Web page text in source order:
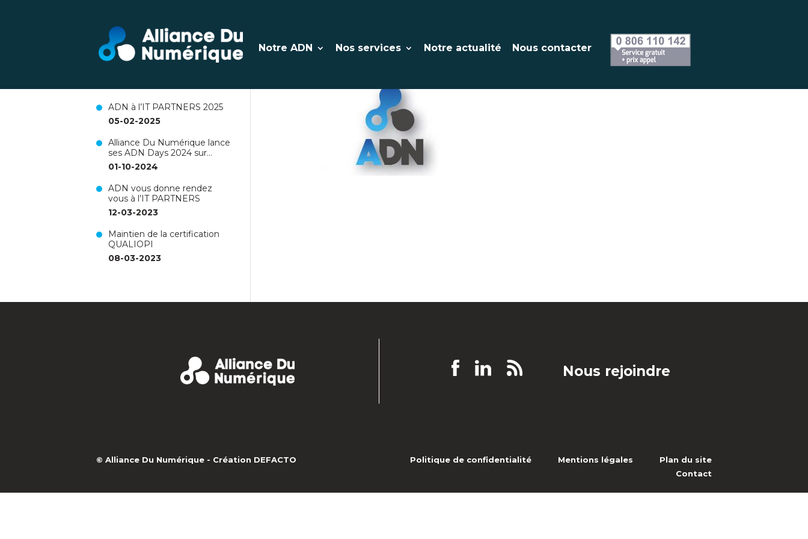
Notre ADN Nos services Notre actualité Nous contacter
alliance-du-numerique-poster-video
Dernières actualités
Renouvellement de la
ADN à l’IT PARTNERS 2025
05-02-2025
Alliance Du Numérique lance
ses ADN Days 2024 sur
Nantes !
01-10-2024
ADN vous donne rendez
vous à l’IT PARTNERS
12-03-2023
Maintien de la certification
QUALIOPI
08-03-2023
Nous rejoindre
© Alliance Du Numérique - Création DEFACTO Politique de confidentialité Mentions légales
Plan du site
Contact